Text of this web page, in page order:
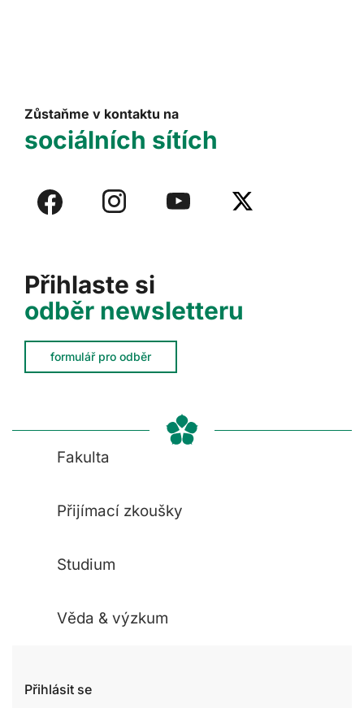
Přihlaste si
odběr newsletteru
formulář pro odběr
Zůstaňme v kontaktu na
sociálních sítích
Fakulta
Přijímací zkoušky
Studium
Věda & výzkum
Přihlásit se